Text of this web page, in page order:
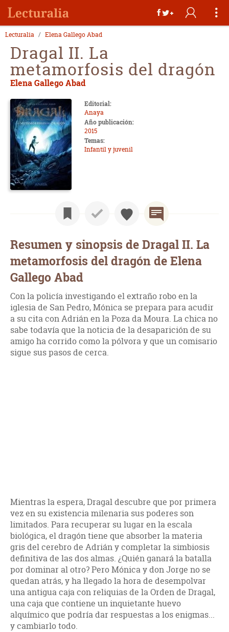
Lecturalia Elena Gallego Abad
Dragal II. La
metamorfosis del dragón
Elena Gallego Abad
Editorial:
Anaya
Año publicación:
2015
Temas:
Infantil y juvenil
Resumen y sinopsis de Dragal II. La
metamorfosis del dragón de Elena
Gallego Abad
Con la policía investigando el extraño robo en la
iglesia de San Pedro, Mónica se prepara para acudir
a su cita con Adrián en la Poza da Moura. La chica no
sabe todavía que la noticia de la desaparición de su
amigo ha corrido como la pólvora y que un comisario
sigue sus pasos de cerca.
Mientras la espera, Dragal descubre que por primera
vez en su existencia milenaria sus poderes son
limitados. Para recuperar su lugar en la escala
biológica, el dragón tiene que absorber la materia
gris del cerebro de Adrián y completar la simbiosis
definitiva de las dos almas. ¿Quién ganará la batalla
por dominar al otro? Pero Mónica y don Jorge no se
quedan atrás, y ha llegado la hora de desempolvar
una antigua caja con reliquias de la Orden de Dragal,
una caja que contiene un inquietante huevo
alquímico que podría dar respuestas a los enigmas...
y cambiarlo todo.